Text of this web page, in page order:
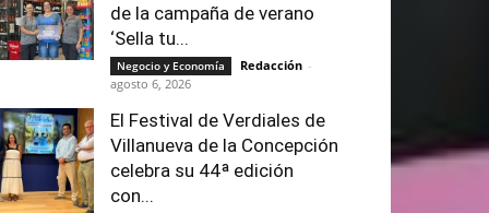
de la campaña de verano
‘Sella tu...
Negocio y Economía Redacción -
agosto 6, 2026
El Festival de Verdiales de
Villanueva de la Concepción
celebra su 44ª edición
con...